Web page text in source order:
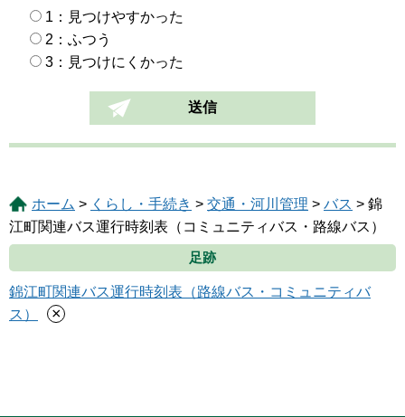
1：見つけやすかった
2：ふつう
3：見つけにくかった
ホーム > くらし・手続き > 交通・河川管理 > バス > 錦
江町関連バス運行時刻表（コミュニティバス・路線バス）
足跡
錦江町関連バス運行時刻表（路線バス・コミュニティバ
ス）
×